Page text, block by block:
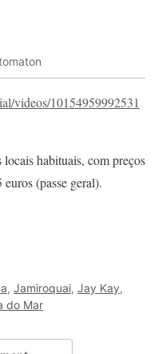
videos/10154959992531
locais habituais, com preços
(passe geral).
, Jamiroquai, Jay Kay,
do Mar